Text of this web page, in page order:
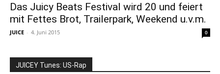
Das Juicy Beats Festival wird 20 und feiert
mit Fettes Brot, Trailerpark, Weekend u.v.m.
JUICE - 4. Juni 2015 0
JUICEY Tunes: US-Rap